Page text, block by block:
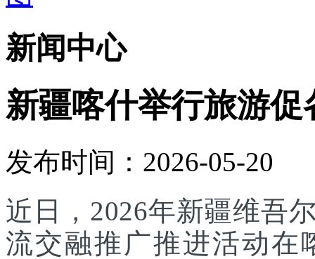
新闻中心
新疆喀什举行旅游
发布时间：2026-05-20
近日，2026年新疆维吾
流交融推广推进活动在